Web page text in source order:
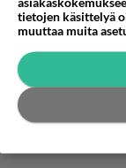
“Haaveet/
odotukset
“Mitä harrastat
“Voisiko nyt
kaupunkiin tai
tietojen käsittelyä
muuttaa muita